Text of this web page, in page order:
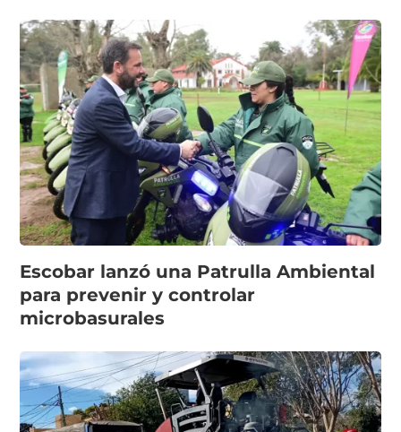
Escobar lanzó una Patrulla Ambiental
para prevenir y controlar
microbasurales